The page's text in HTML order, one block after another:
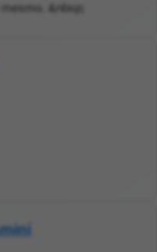
&nbsp;